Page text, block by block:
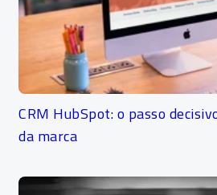
CRM HubSpot: o passo
da marca